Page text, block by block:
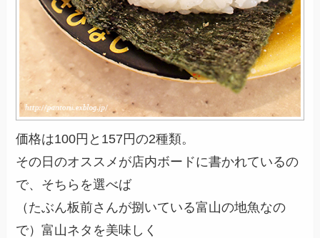
価格は100円と157円の2種類。
その日のオススメが店内ボードに書かれているの
で、そちらを選べば
（たぶん板前さんが捌いている富山の地魚なの
で）富山ネタを美味しく